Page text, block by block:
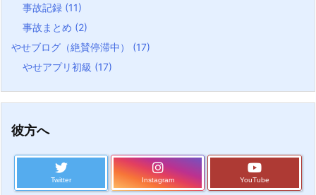
事故記録 (11)
事故まとめ (2)
やせブログ（絶賛停滞中） (17)
やせアプリ初級 (17)
彼方へ
Twitter Instagram YouTube